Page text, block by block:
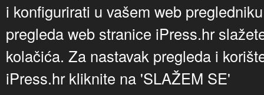
i konfigurirati u vašem web
pregleda web stranice iPress.hr
kolačića. Za nastavak pregleda i
iPress.hr kliknite na 'SLAŽEM SE'